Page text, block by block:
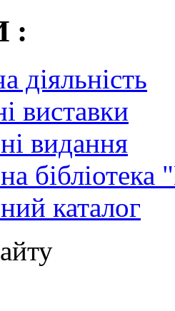
:
діяльність
виставки
видання
каталог